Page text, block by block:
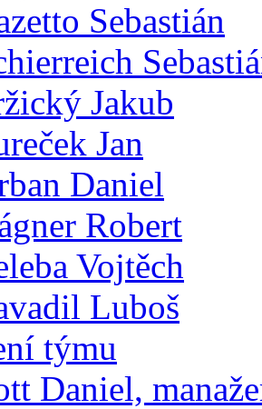
Sebastián
Jakub
Jan
Daniel
Robert
Vojtěch
Luboš
týmu
Daniel,